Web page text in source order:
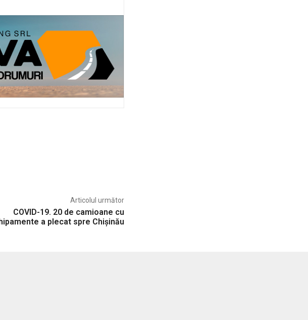
Articolul următor
COVID-19. 20 de camioane cu
a plecat spre Chișinău